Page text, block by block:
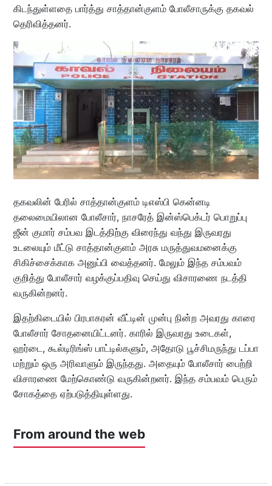
கிடந்துள்ளதை பார்த்து சாத்தான்குளம் போலீசாருக்கு தகவல்
தெரிவித்தனர்.
தகவலின் பேரில் சாத்தான்குளம் டிஎஸ்பி கென்னடி
தலைமையிலான போலீசார், நாசரேத் இன்ஸ்பெக்டர் பொறுப்பு
ஜீன் குமார் சம்பவ இடத்திற்கு விரைந்து வந்து இருவரது
உடலையும் மீட்டு சாத்தான்குளம் அரசு மருத்துவமனைக்கு
சிகிச்சைக்காக அனுப்பி வைத்தனர். மேலும் இந்த சம்பவம்
குறித்து போலீசார் வழக்குப்பதிவு செய்து விசாரணை நடத்தி
வருகின்றனர்.
இதற்கிடையில் பிரபாகரன் வீட்டின் முன்பு நின்ற அவரது காரை
போலீசார் சோதனையிட்டனர். காரில் இருவரது உடைகள்,
ஹர்டை, கூல்டிரிங்ஸ் பாட்டில்களும், அதோடு பூச்சிமருந்து டப்பா
மற்றும் ஒரு அரிவாளும் இருந்தது. அதையும் போலீசார் பைற்றி
விசாரணை மேற்கொண்டு வருகின்றனர். இந்த சம்பவம் பெரும்
சோகத்தை ஏற்படுத்தியுள்ளது.
From around the web